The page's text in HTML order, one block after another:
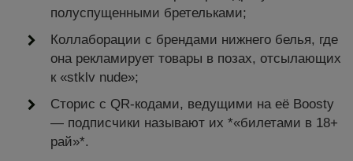
полуспущенными бретельками;
Коллаборации с брендами нижнего белья, где
она рекламирует товары в позах, отсылающих
к «stklv nude»;
Сторис с QR-кодами, ведущими на её Boosty
— подписчики называют их *«билетами в 18+
рай»*.